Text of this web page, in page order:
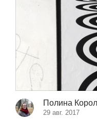
Полина
29 авг. 2017